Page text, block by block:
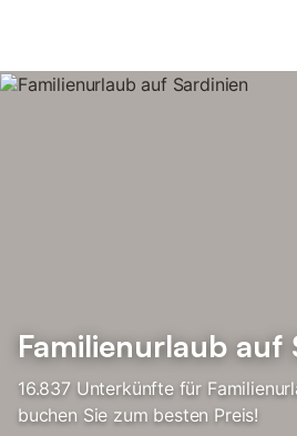
Familienurlaub auf
16.837 Unterkünfte für
buchen Sie zum besten Preis!